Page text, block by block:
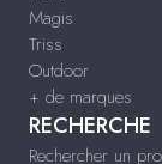
Magis
Triss
Outdoor
+ de marques
RECHERCHE
Rechercher un